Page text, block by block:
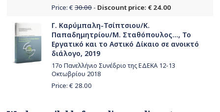
Price: € 30.00 - Discount price: € 24.00
Γ. Καρύμπαλη-Τσίπτσιου/Κ.
Παπαδημητρίου/Μ. Σταθόπουλος..., Το
Εργατικό και το Αστικό Δίκαιο σε ανοικτό
διάλογο, 2019
17o Πανελλήνιο Συνέδριο της ΕΔΕΚΑ 12-13
Οκτωβρίου 2018
Price: € 28.00